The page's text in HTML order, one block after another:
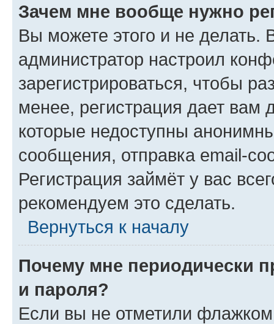
Зачем мне вообще нужно
Вы можете этого и не делать.
администратор настроил
зарегистрироваться, чтобы
менее, регистрация дает вам
которые недоступны
сообщения, отправка email-
Регистрация займёт у вас
рекомендуем это сделать.
Вернуться к началу
Почему мне периодически
и пароля?
Если вы не отметили